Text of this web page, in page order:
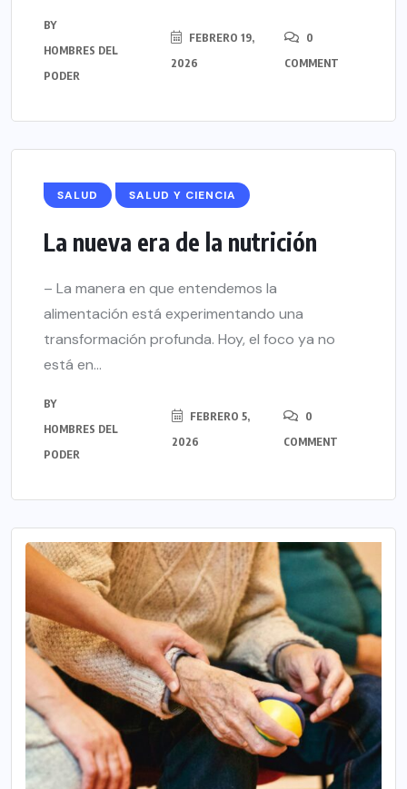
BY
HOMBRES DEL
PODER
FEBRERO 19,
2026
0
COMMENT
SALUD SALUD Y CIENCIA
La nueva era de la nutrición
– La manera en que entendemos la
alimentación está experimentando una
transformación profunda. Hoy, el foco ya no
está en...
BY
HOMBRES DEL
PODER
FEBRERO 5,
2026
0
COMMENT